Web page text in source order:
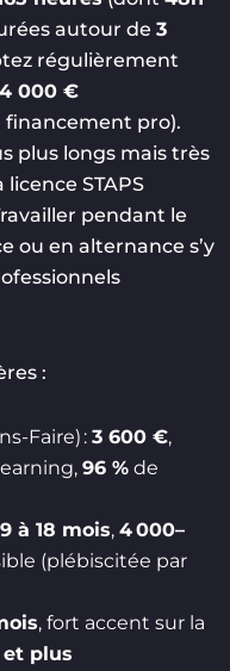
autour de 3
régulièrement
4 000 €
financement pro).
plus longs mais très
STAPS
pendant le
ou en alternance s’y
:
Faire) : 3 600 €,
96 % de
9 à 18 mois, 4 000–
(plébiscitée par
, fort accent sur la
plus